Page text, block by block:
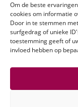
Om de beste
cookies om informatie
Door in te stemmen
surfgedrag of unieke
toestemming geeft of
invloed hebben op
Site feedback
Klachten